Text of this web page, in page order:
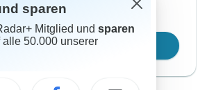
Reisetermin wählen
sparen
Mitglied und sparen
alle 50.000 unserer